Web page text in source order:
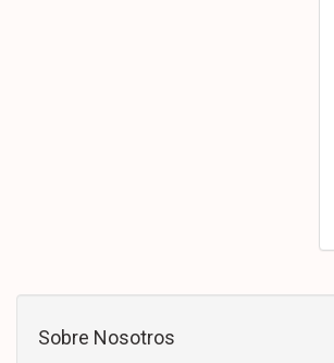
Sobre Nosotros